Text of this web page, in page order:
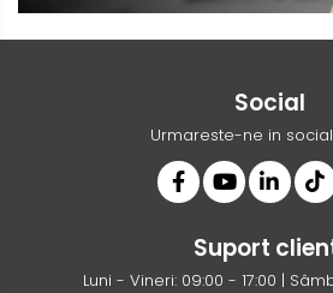
Social
Urmareste-ne in
Suport
Luni - Vineri: 09:00 - 17:00 |